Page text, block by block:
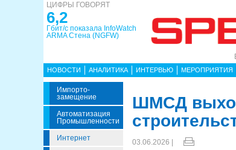
ЦИФРЫ ГОВОРЯТ
6,2
Гбит/с показала InfoWatch
ARMA Стена (NGFW)
НОВОСТИ АНАЛИТИКА ИНТЕРВЬЮ МЕРОПРИЯТИЯ
Импорто­
Замещение
Автоматизация
Промышленности
Интернет
ШМСД
03.06.2026 |